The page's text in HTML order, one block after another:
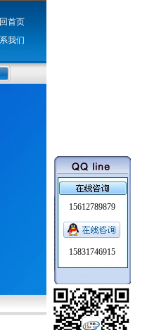
首页
我们
15612789879
15831746915